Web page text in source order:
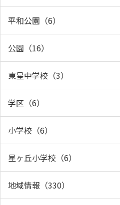
平和公園（6）
公園（16）
東星中学校（3）
学区（6）
小学校（6）
星ヶ丘小学校（6）
地域情報（330）